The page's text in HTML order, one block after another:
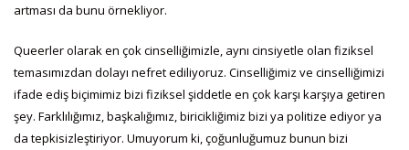
artması da bunu örnekliyor.
Queerler olarak en çok cinselliğimizle, aynı cinsiyetle olan fiziksel
temasımızdan dolayı nefret ediliyoruz. Cinselliğimiz ve cinselliğimizi
ifade ediş biçimimiz bizi fiziksel şiddetle en çok karşı karşıya getiren
şey. Farklılığımız, başkalığımız, biricikliğimiz bizi ya politize ediyor ya
da tepkisizleştiriyor. Umuyorum ki, çoğunluğumuz bunun bizi